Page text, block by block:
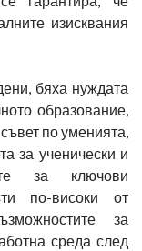
изисквания
бяха нуждата
образование,
по уменията,
за ученически и
за ключови
по-високи от
за
среда след